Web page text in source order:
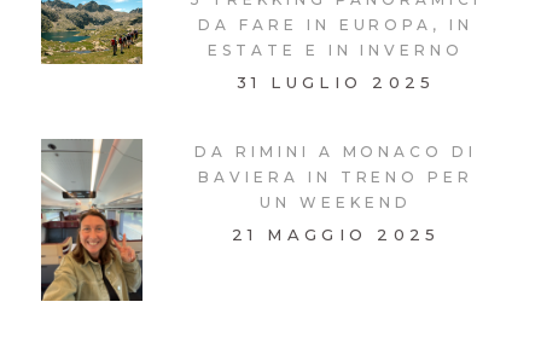
DA FARE IN EUROPA, IN
ESTATE E IN INVERNO
31 LUGLIO 2025
DA RIMINI A MONACO DI
BAVIERA IN TRENO PER
UN WEEKEND
21 MAGGIO 2025